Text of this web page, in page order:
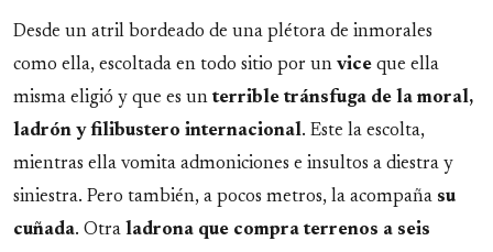
Desde un atril bordeado de una plétora de inmorales
como ella, escoltada en todo sitio por un vice que ella
misma eligió y que es un terrible tránsfuga de la moral,
ladrón y filibustero internacional. Este la escolta,
mientras ella vomita admoniciones e insultos a diestra y
siniestra. Pero también, a pocos metros, la acompaña su
cuñada. Otra ladrona que compra terrenos a seis